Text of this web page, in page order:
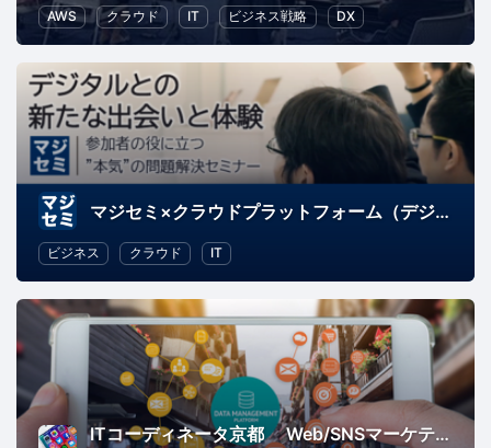
AWS
クラウド IT ビジネス戦略 DX
マジセミ×クラウドプラットフォーム（デジタルとの新たな出会いと体験）
ビジネス クラウド IT
ITコーディネータ京都 Web/SNSマーケティング研究会